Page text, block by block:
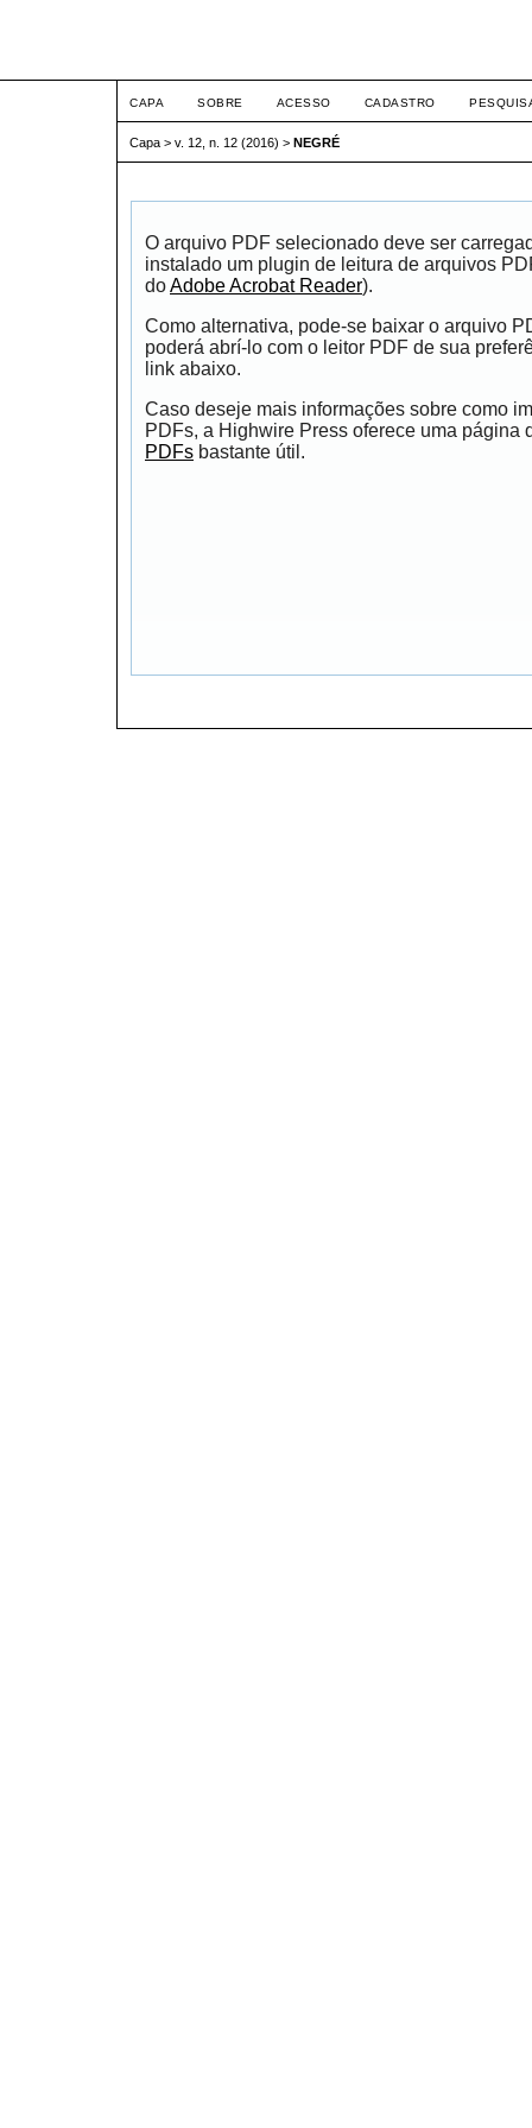
CAPA SOBRE ACESSO CADASTRO
Capa > v. 12, n. 12 (2016) > NEGRÉ
O arquivo PDF selecionado deve ser
instalado um plugin de leitura de arquivos
doAdobe Acrobat Reader).
Como alternativa, pode-se baixar o arquivo
poderá abrí-lo com o leitor PDF de sua
link abaixo.
Caso deseje mais informações sobre como
PDFs, a Highwire Press oferece uma página
PDFs bastante útil.